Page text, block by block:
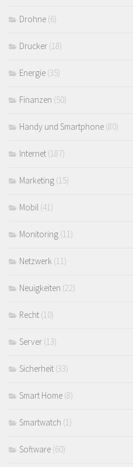
Drohne (6)
Drucker (18)
Energie (35)
Finanzen (50)
Handy und Smartphone (80)
Internet (187)
Marketing (15)
Mobil (41)
Monitoring (11)
Netzwerk (11)
Neuigkeiten (22)
Recht (10)
Server (13)
Sicherheit (33)
Smart Home (8)
Smartwatch (1)
Software (60)